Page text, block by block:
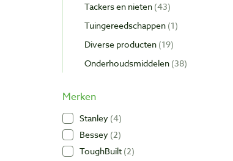
Tackers en nieten 43
Tuingereedschappen 1
Diverse producten 19
Onderhoudsmiddelen 38
Merken
Stanley 4
Bessey 2
ToughBuilt 2